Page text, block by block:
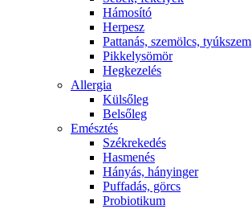
Hámosító
Herpesz
Pattanás, szemölcs, tyúkszem
Pikkelysömör
Hegkezelés
Allergia
Külsőleg
Belsőleg
Emésztés
Székrekedés
Hasmenés
Hányás, hányinger
Puffadás, görcs
Probiotikum